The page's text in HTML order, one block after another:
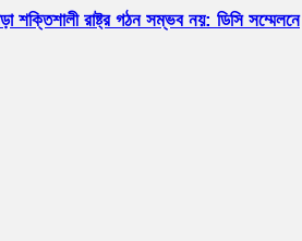
শক্তিশালী রাষ্ট্র গঠন সম্ভব নয়: ডিসি সম্মেলনে